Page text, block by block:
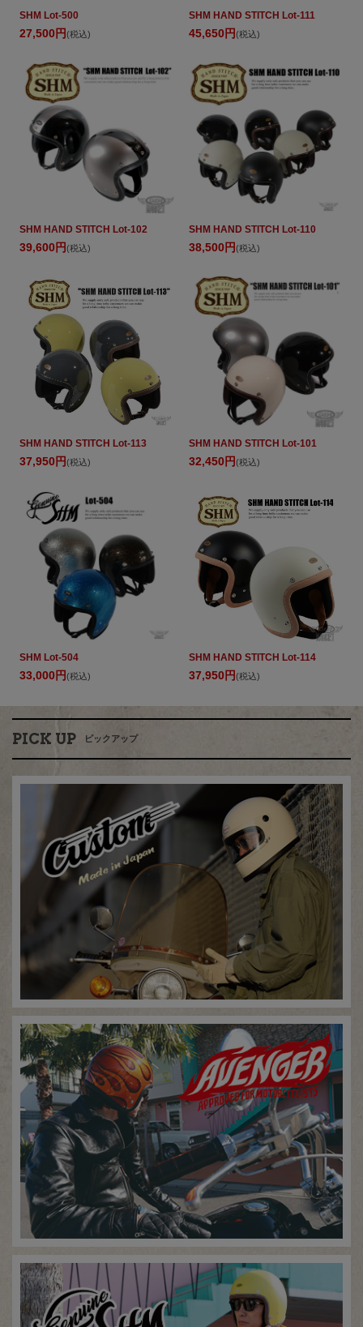
PICK UP ピックアップ
SHM Lot-500
27,500円(税込)
SHM HAND STITCH Lot-111
45,650円(税込)
SHM HAND STITCH Lot-102
39,600円(税込)
SHM HAND STITCH Lot-110
38,500円(税込)
SHM HAND STITCH Lot-113
37,950円(税込)
SHM HAND STITCH Lot-101
32,450円(税込)
SHM Lot-504
33,000円(税込)
SHM HAND STITCH Lot-114
37,950円(税込)